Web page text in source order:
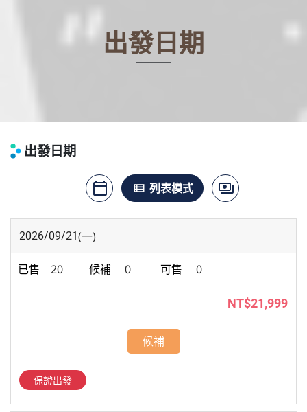
出發日期
出發日期
calendar_today
月曆模式
view_list
列表模式 payments
價格模式
2026/09/21(一)
20 0 0
NT$21,999
候補
保證出發